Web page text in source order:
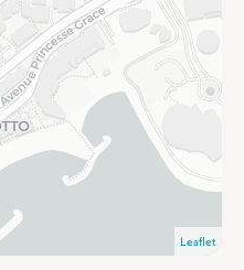
Leaflet